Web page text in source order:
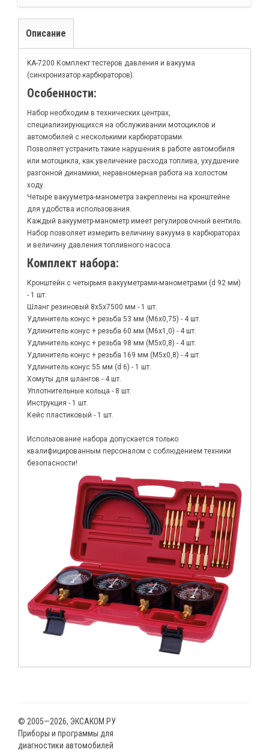
Описание
KA-7200 Комплект тестеров давления и вакуума
(синхронизатор карбюраторов).
Особенности:
Набор необходим в технических центрах,
специализирующихся на обслуживании мотоциклов и
автомобилей с несколькими карбюраторами.
Позволяет устранить такие нарушения в работе автомобиля
или мотоцикла, как увеличение расхода топлива, ухудшение
разгонной динамики, неравномерная работа на холостом
ходу.
Четыре вакууметра-манометра закреплены на кронштейне
для удобства использования.
Каждый вакууметр-манометр имеет регулировочный вентиль.
Набор позволяет измерить величину вакуума в карбюраторах
и величину давления топливного насоса.
Комплект набора:
Кронштейн с четырьмя вакууметрами-манометрами (d 92 мм)
- 1 шт.
Шланг резиновый 8х5х7500 мм - 1 шт.
Удлинитель конус + резьба 53 мм (М6х0,75) - 4 шт.
Удлинитель конус + резьба 60 мм (М6х1,0) - 4 шт.
Удлинитель конус + резьба 98 мм (М5х0,8) - 4 шт.
Удлинитель конус + резьба 169 мм (М5х0,8) - 4 шт.
Удлинитель конус 55 мм (d 6) - 1 шт.
Хомуты для шлангов - 4 шт.
Уплотнительные кольца - 8 шт.
Инструкция - 1 шт.
Кейс пластиковый - 1 шт.
Использование набора допускается только
квалифицированным персоналом с соблюдением техники
безопасности!
© 2005—2026, ЭКСАКОМ.РУ
Приборы и программы для
диагностики автомобилей